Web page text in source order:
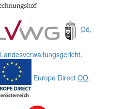
Oö.
Landesverwaltungsgericht.
Europe Direct OÖ.